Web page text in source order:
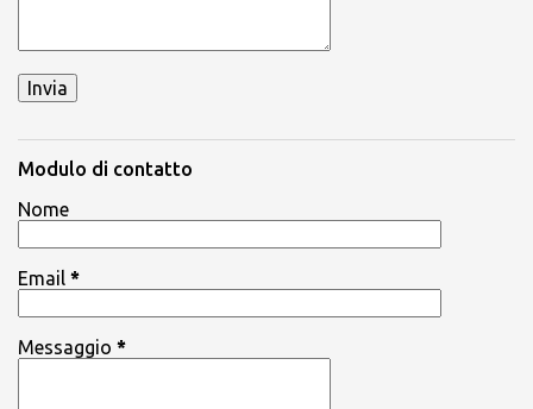
Modulo di contatto
Nome
Email *
Messaggio *